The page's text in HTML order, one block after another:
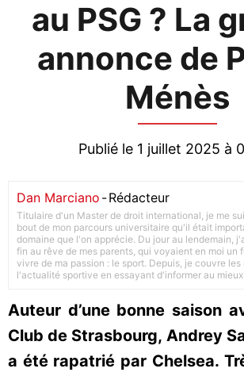
au PSG ? La
annonce de
Ménès
Publié le 1 juillet 2025 à
Dan Marciano -Rédacteur
Titulaire d'un Master de droit international, je me
bout de mon parcours universitaire qu'il était
domaine que l'on apprécie. Du jour au lendemain,
fin au rêve de mes parents, qui voyaient en moi un
vivre de ma passion : le sport. Depuis, je couvre
l'actualité sportive en essayant d'informer au
Auteur d’une bonne saison
Club de Strasbourg, Andrey
a été rapatrié par Chelsea.